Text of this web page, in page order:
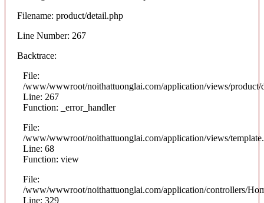
Filename: product/detail.php
Line Number: 267
Backtrace:
File:
/www/wwwroot/noithattuonglai.com/application/views/product/
Line: 267
Function: _error_handler
File:
/www/wwwroot/noithattuonglai.com/application/views/
Line: 68
Function: view
File:
/www/wwwroot/noithattuonglai.com/application/controllers/
Line: 329